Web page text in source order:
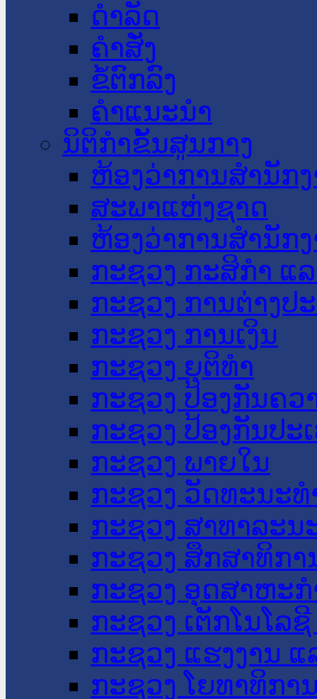
ດໍາລັດ
ຄໍາສັ່ງ
ຂໍ້ຕົກລົງ
ຄໍາແນະນໍາ
ນິຕິກໍາຂັ້ນສູນກາງ
ຫ້ອງວ່າການສໍານັກ
ສະພາແຫ່ງຊາດ
ຫ້ອງວ່າການສຳນັກ
ກະຊວງ ກະສິກຳ ແ
ກະຊວງ ການຕ່າງປ
ກະຊວງ ການເງິນ
ກະຊວງ ຍຸຕິທໍາ
ກະຊວງ ປ້ອງກັນຄວ
ກະຊວງ ປ້ອງກັນປະ
ກະຊວງ ພາຍໃນ
ກະຊວງ ວັດທະນະ
ກະຊວງ ສາທາລະນ
ກະຊວງ ສຶກສາທິກາ
ກະຊວງ ອຸດສາຫະ
ກະຊວງ ເຕັກໂນໂລ
ກະຊວງ ແຮງງານ
ກະຊວງ ໂຍທາທິກາ